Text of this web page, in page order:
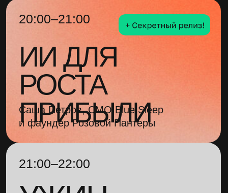
СТАТЬ УЧАСТНИКОМ
ЗАВЕРШЕНИЕ
ВСТРЕЧИ
22:00–22:30